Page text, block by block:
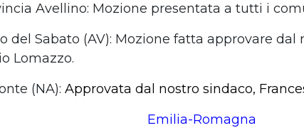
Avellino: Mozione presentata a tutti i
del Sabato (AV): Mozione fatta approvare dal
Lomazzo.
(NA): Approvata dal nostro sindaco,
Emilia-Romagna